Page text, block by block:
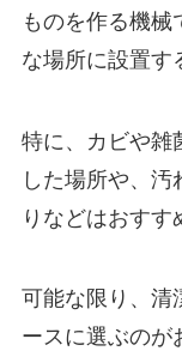
ものを作る機械
な場所に設置す
特に、
カビや雑
した場所や、汚
り などはおすす
可能な限り、清
ースに選ぶのが